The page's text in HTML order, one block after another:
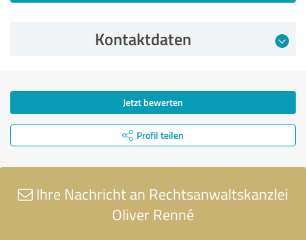
Kontaktdaten
Jetzt bewerten
Profil teilen
Ihre Nachricht an Rechtsanwaltskanzlei
Oliver Renné